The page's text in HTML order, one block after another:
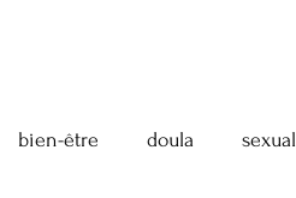
bien-être doula